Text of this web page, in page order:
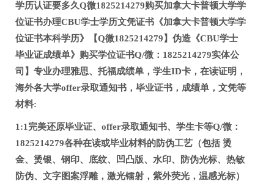
学历认证要多久Q微1825214279购买加拿大卡普顿大学学
位证书办理CBU学士学历文凭证书《加拿大卡普顿大学学
位证书本科学历》【Q微1825214279】伪造《CBU学士
毕业证成绩单》购买学位证书Q/微：1825214279实体公
司】专业办理雅思、托福成绩单，学生ID卡，在读证明，
海外各大学offer录取通知书，毕业证书，成绩单，文凭等
材料:
1:1完美还原毕业证、offer录取通知书、学生卡等Q/微：
1825214279各种在读或毕业材料的防伪工艺（包括 烫
金、烫银、钢印、底纹、凹凸版、水印、防伪光标、热敏
防伪、文字图案浮雕，激光镭射，紫外荧光，温感光标）